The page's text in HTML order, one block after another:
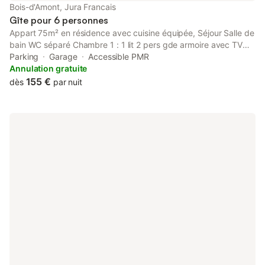
Bois-d'Amont, Jura Francais
Gîte pour 6 personnes
Appart 75m² en résidence avec cuisine équipée, Séjour Salle de
bain WC séparé Chambre 1 : 1 lit 2 pers gde armoire avec TV
Chambre 2 : 1 lit 2 pers armoire Chambre 3 : 2 lits 1 pers Les lits
avec aleses jetables mais draps non fournis. Prévoir linge de
toilettes et torchons pour cuisine. Buanderie : lave-linge Garage
Parking Garage
Accessible PMR
Annulation gratuite
dès 155 € par nuit